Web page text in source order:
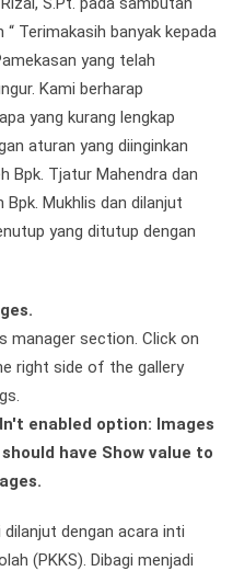
Terimakasih banyak kepada
yang telah
Kami berharap
yang kurang lengkap
aturan yang diinginkan
Bpk. Tjatur Mahendra dan
Mukhlis dan dilanjut
yang ditutup dengan
manager section. Click on
right side of the gallery
enabled option: Images
have Show value to
dengan acara inti
(PKKS). Dibagi menjadi